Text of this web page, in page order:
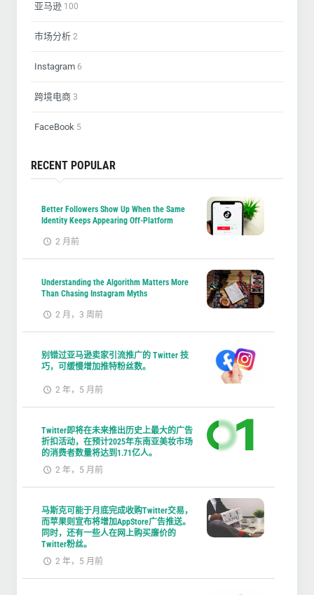
亚马逊 100
市场分析 2
Instagram 6
跨境电商 3
FaceBook 5
RECENT POPULAR
Better Followers Show Up When the Same
Identity Keeps Appearing Off-Platform
2 月前
Understanding the Algorithm Matters More
Than Chasing Instagram Myths
2 月，3 周前
别错过亚马逊卖家引流推广的 Twitter 技
巧，可缓慢增加推特粉丝数。
2 年，5 月前
Twitter即将在未来推出历史上最大的广告
折扣活动，在预计2025年东南亚美妆市场
的消费者数量将达到1.71亿人。
2 年，5 月前
马斯克可能于月底完成收购Twitter交易，
而苹果则宣布将增加AppStore广告推送。
同时，还有一些人在网上购买廉价的
Twitter粉丝。
2 年，5 月前